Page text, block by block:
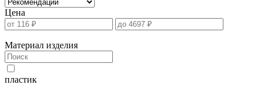
Цена
Материал изделия
пластик